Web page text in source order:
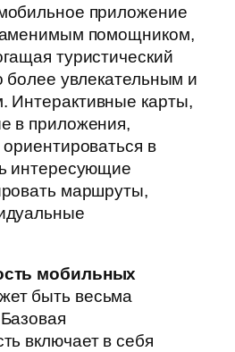
приложение
помощником,
туристический
более увлекательным и
Интерактивные карты,
в приложения,
в
интересующие
маршруты,
мобильных
быть весьма
включает в себя